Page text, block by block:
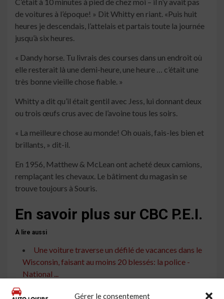
Gérer le consentement
de voitures à l’époque! » Dit Whitty en riant. «Puis huit
heures je descendais, l’attelais et partais toute la journée
jusqu’à six heures.
« Dandy horse. Tu livrais des courses dans un endroit où
elle resterait là une demi-heure, une heure … c’était une
très bonne vieille chose fiable. »
Whitty a dit qu’il était gentil avec Jess, lui donnant deux
ou trois œufs crus avec de l’avoine tous les soirs.
« La meilleure chose au monde! Oh ouais, fais-les bien et
brillants, » dit-il.
En 1956, Matthew & McLean ont acheté deux camions,
remplaçant les chevaux. Le bâtiment du magasin se
trouve toujours à Souris.
En savoir plus sur CBC P.E.I.
À lire aussi
Une voiture traverse un défilé de vacances dans le
Wisconsin, faisant au moins 20 blessés: la police -
National ...